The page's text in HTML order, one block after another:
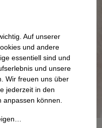
Auf unserer
und andere
essentiell sind und
und unsere
Wir freuen uns über
jederzeit in den
können.